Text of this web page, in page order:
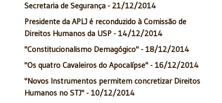
Secretaria de Segurança - 21/12/2014
Presidente da APLJ é reconduzido à Comissão de
Direitos Humanos da USP - 14/12/2014
"Constitucionalismo Demagógico" - 18/12/2014
"Os quatro Cavaleiros do Apocalípse" - 16/12/2014
"Novos Instrumentos permitem concretizar Direitos
Humanos no STJ" - 10/12/2014